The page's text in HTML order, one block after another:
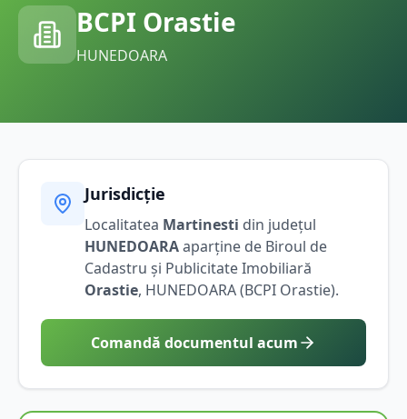
BCPI Orastie
HUNEDOARA
Jurisdicție
Localitatea Martinesti din județul
HUNEDOARAaparține de Biroul de
Cadastru și Publicitate Imobiliară
Orastie, HUNEDOARA(BCPI Orastie).
Comandă documentul acum